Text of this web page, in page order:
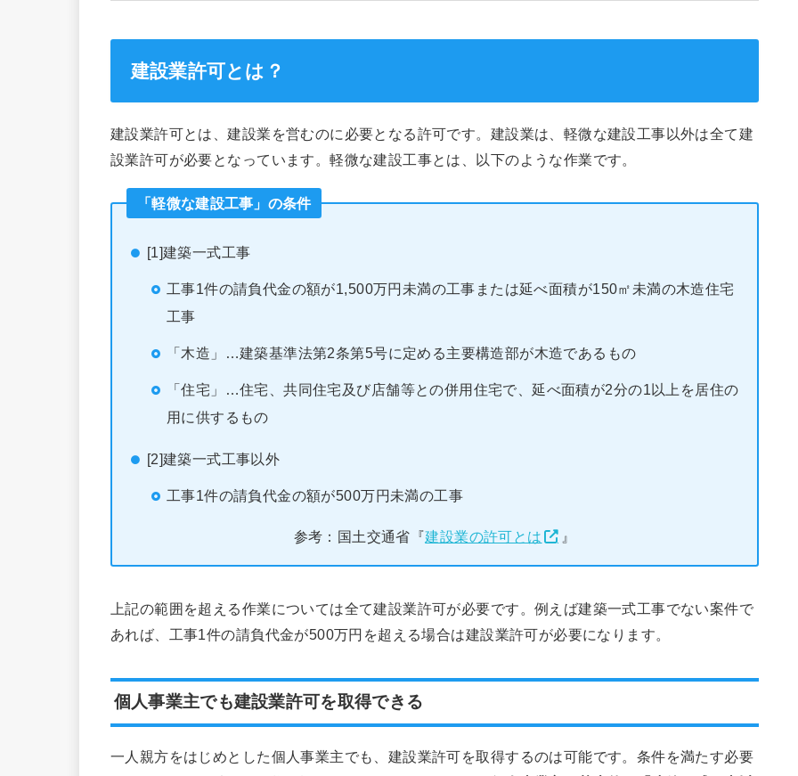
建設業許可とは？
建設業許可とは、建設業を営むのに必要となる許可です。建設業は、軽微な建設工事以外は全て建
設業許可が必要となっています。軽微な建設工事とは、以下のような作業です。
「軽微な建設工事」の条件
[1]建築一式工事
工事1件の請負代金の額が1,500万円未満の工事または延べ面積が150㎡未満の木造住宅
工事
「木造」…建築基準法第2条第5号に定める主要構造部が木造であるもの
「住宅」…住宅、共同住宅及び店舗等との併用住宅で、延べ面積が2分の1以上を居住の
用に供するもの
[2]建築一式工事以外
工事1件の請負代金の額が500万円未満の工事
参考：国土交通省『建設業の許可とは 』
上記の範囲を超える作業については全て建設業許可が必要です。例えば建築一式工事でない案件で
あれば、工事1件の請負代金が500万円を超える場合は建設業許可が必要になります。
個人事業主でも建設業許可を取得できる
一人親方をはじめとした個人事業主でも、建設業許可を取得するのは可能です。条件を満たす必要